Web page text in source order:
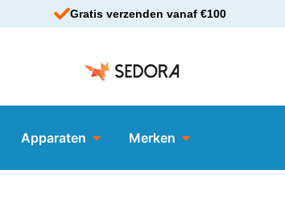
Gratis verzenden vanaf €100
Apparaten Merken